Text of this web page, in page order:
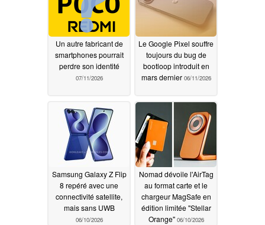
Un autre fabricant de
smartphones pourrait
perdre son identité
07/11/2026
Le Google Pixel souffre
toujours du bug de
bootloop introduit en
mars dernier 06/11/2026
Samsung Galaxy Z Flip
8 repéré avec une
connectivité satellite,
mais sans UWB
06/10/2026
Nomad dévoile l'AirTag
au format carte et le
chargeur MagSafe en
édition limitée "Stellar
Orange" 06/10/2026